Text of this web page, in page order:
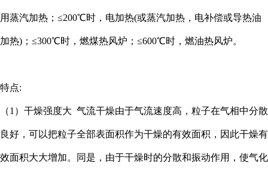
用蒸汽加热；≤200℃时，电加热(或蒸汽加热，电补偿或导热油
加热)；≤300℃时，燃煤热风炉；≤600℃时，燃油热风炉。
特点:
（1）干燥强度大 气流干燥由于气流速度高，粒子在气相中分散
良好，可以把粒子全部表面积作为干燥的有效面积，因此干燥有
效面积大大增加。同是，由于干燥时的分散和振动作用，使气化